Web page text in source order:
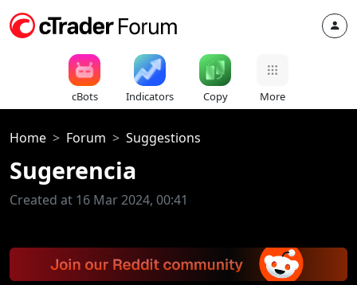
cBots Indicators Copy More
Home Forum Suggestions
Sugerencia
Created at 16 Mar 2024, 00:41